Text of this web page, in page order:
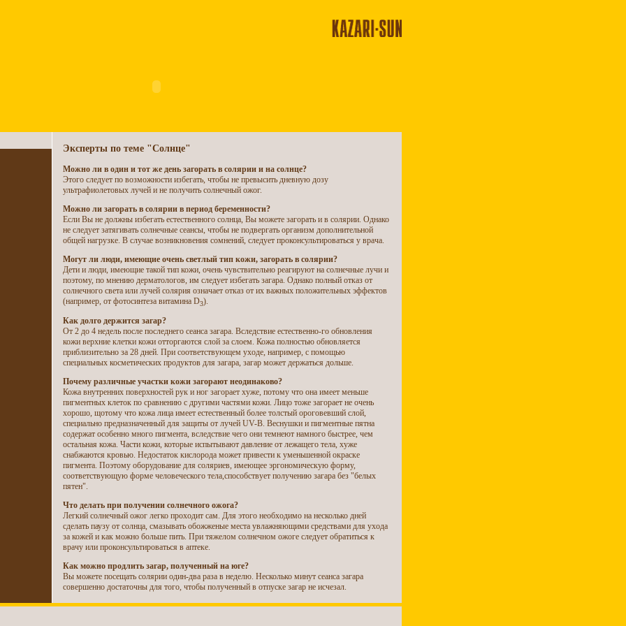
Эксперты по теме "Солнце"
Можно ли в один и тот же день загорать в солярии и на солнце?
Этого следует по возможности избегать, чтобы не превысить дневную дозу
ультрафиолетовых лучей и не получить солнечный ожог.
Можно ли загорать в солярии в период беременности?
Если Вы не должны избегать естественного солнца, Вы можете загорать и в солярии. Однако
не следует затягивать солнечные сеансы, чтобы не подвергать организм дополнительной
общей нагрузке. В случае возникновения сомнений, следует проконсультироваться у врача.
Могут ли люди, имеющие очень светлый тип кожи, загорать в солярии?
Дети и люди, имеющие такой тип кожи, очень чувствительно реагируют на солнечные лучи и
поэтому, по мнению дерматологов, им следует избегать загара. Однако полный отказ от
солнечного света или лучей солярия означает отказ от их важных положительных эффектов
(например, от фотосинтеза витамина D3).
Как долго держится загар?
От 2 до 4 недель после последнего сеанса загара. Вследствие естественно-го обновления
кожи верхние клетки кожи отторгаются слой за слоем. Кожа полностью обновляется
приблизительно за 28 дней. При соответствующем уходе, например, с помощью
специальных косметических продуктов для загара, загар может держаться дольше.
Почему различные участки кожи загорают неодинаково?
Кожа внутренних поверхностей рук и ног загорает хуже, потому что она имеет меньше
пигментных клеток по сравнению с другими частями кожи. Лицо тоже загорает не очень
хорошо, щотому что кожа лица имеет естественный более толстый ороговевший слой,
специально предназначенный для защиты от лучей UV-B. Веснушки и пигментные пятна
содержат особенно много пигмента, вследствие чего они темнеют намного быстрее, чем
остальная кожа. Части кожи, которые испытывают давление от лежащего тела, хуже
снабжаются кровью. Недостаток кислорода может привести к уменьшенной окраске
пигмента. Поэтому оборудование для соляриев, имеющее эргономическую форму,
соответствующую форме человеческого тела,способствует получению загара без "белых
пятен".
Что делать при получении солнечного ожога?
Легкий солнечный ожог легко проходит сам. Для этого необходимо на несколько дней
сделать паузу от солнца, смазывать обожженые места увлажняющими средствами для ухода
за кожей и как можно больше пить. При тяжелом солнечном ожоге следует обратиться к
врачу или проконсультироваться в аптеке.
Как можно продлить загар, полученный на юге?
Вы можете посещать солярии один-два раза в неделю. Несколько минут сеанса загара
совершенно достаточны для того, чтобы полученный в отпуске загар не исчезал.